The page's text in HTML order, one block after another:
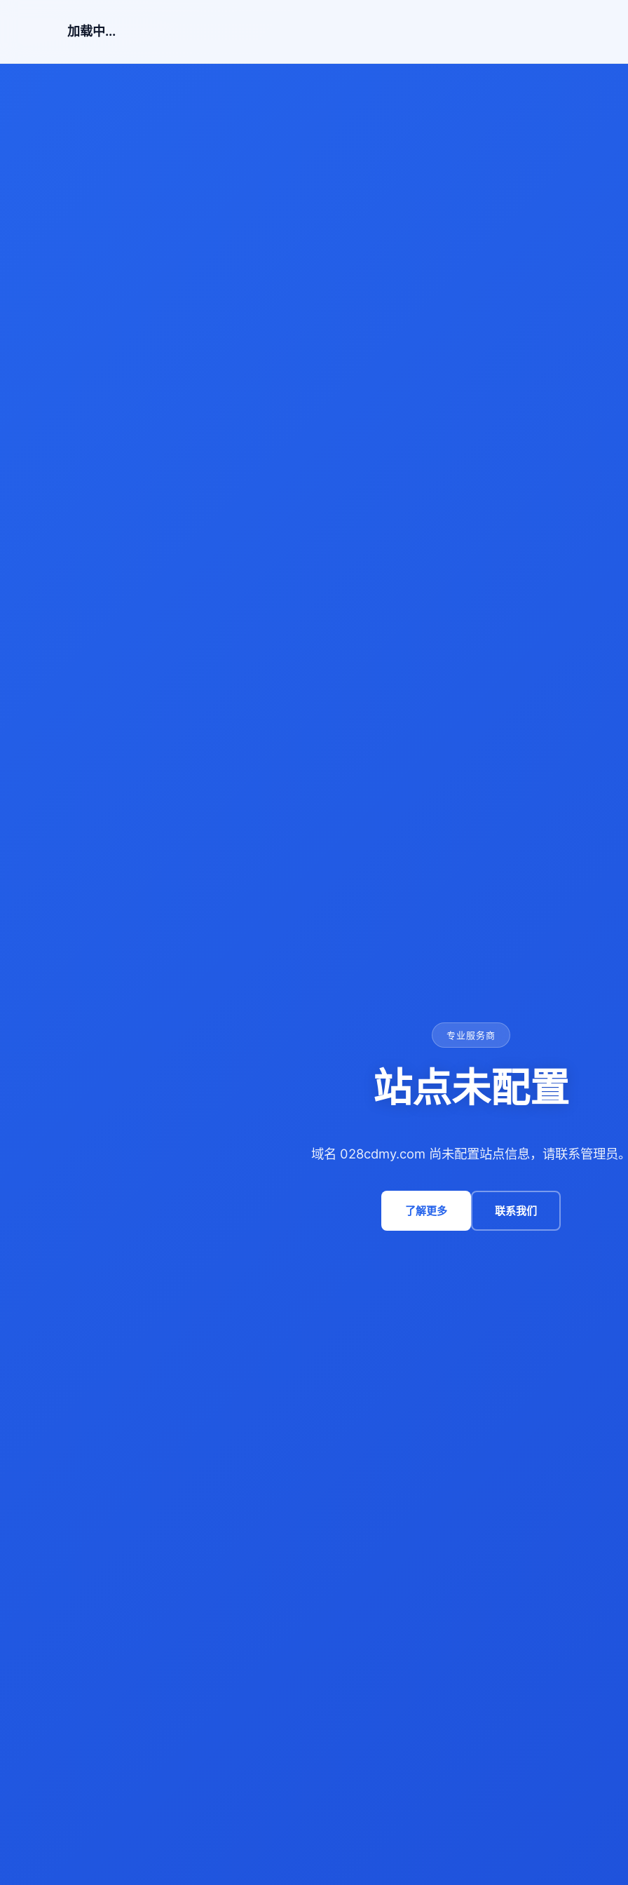
加载中...
专业服务商
站点未配置
域名 028cdmy.com 尚未配置站点信息，请联系管理员
了解更多 联系我们